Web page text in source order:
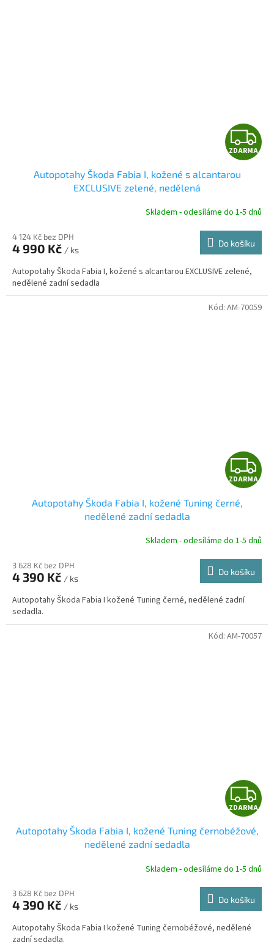
Z
D
R
ZDARMA
Autopotahy Škoda Fabia I, kožené s alcantarou
EXCLUSIVE zelené, nedělená
Skladem - odesíláme do 1-5 dnů
4 124 Kč bez DPH
4 990 Kč / ks
Do košíku
Autopotahy Škoda Fabia I, kožené s alcantarou EXCLUSIVE zelené,
nedělené zadní sedadla
Z
D
R
ZDARMA
Autopotahy Škoda Fabia I, kožené Tuning černé,
nedělené zadní sedadla
Skladem - odesíláme do 1-5 dnů
3 628 Kč bez DPH
4 390 Kč / ks
Do košíku
Autopotahy Škoda Fabia I kožené Tuning černé, nedělené zadní
sedadla.
Kód: AM-70059
Z
D
R
ZDARMA
Autopotahy Škoda Fabia I, kožené Tuning černobéžové,
nedělené zadní sedadla
Skladem - odesíláme do 1-5 dnů
3 628 Kč bez DPH
4 390 Kč / ks
Do košíku
Autopotahy Škoda Fabia I kožené Tuning černobéžové, nedělené
zadní sedadla.
Kód: AM-70057